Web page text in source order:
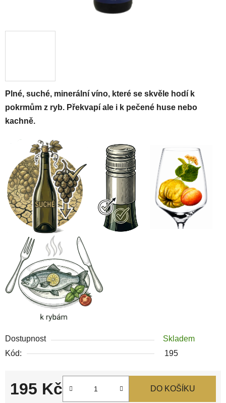
Plné, suché, minerální víno, které se skvěle hodí k
pokrmům z ryb. Překvapí ale i k pečené huse nebo
kachně.
Dostupnost
Skladem
Kód:
195
195 Kč DO KOŠÍKU